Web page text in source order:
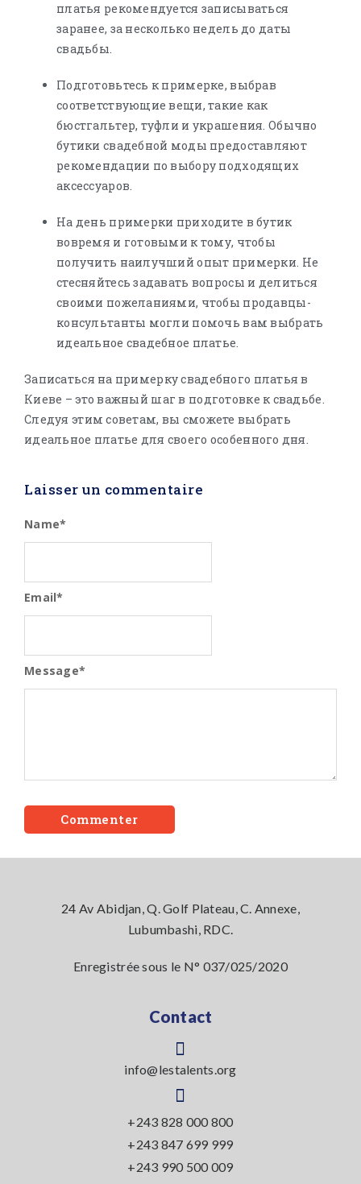
платья рекомендуется записываться
заранее, за несколько недель до даты
свадьбы.
Подготовьтесь к примерке, выбрав
соответствующие вещи, такие как
бюстгальтер, туфли и украшения. Обычно
бутики свадебной моды предоставляют
рекомендации по выбору подходящих
аксессуаров.
На день примерки приходите в бутик
вовремя и готовыми к тому, чтобы
получить наилучший опыт примерки. Не
стесняйтесь задавать вопросы и делиться
своими пожеланиями, чтобы продавцы-
консультанты могли помочь вам выбрать
идеальное свадебное платье.
Записаться на примерку свадебного платья в
Киеве – это важный шаг в подготовке к свадьбе.
Следуя этим советам, вы сможете выбрать
идеальное платье для своего особенного дня.
Laisser un commentaire
Name*
Email*
Message*
Commenter
24 Av Abidjan, Q. Golf Plateau, C. Annexe,
Lubumbashi, RDC.
Enregistrée sous le N° 037/025/2020
Contact
info@lestalents.org
+243 828 000 800
+243 847 699 999
+243 990 500 009